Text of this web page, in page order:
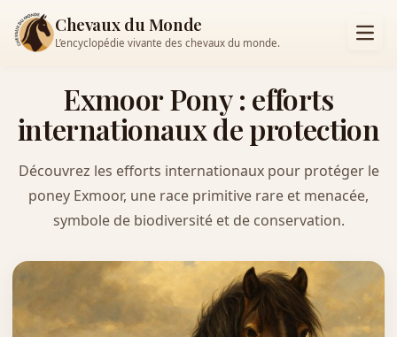
Chevaux du Monde
L’encyclopédie vivante des chevaux du monde.
Exmoor Pony : efforts
internationaux de protection
Découvrez les efforts internationaux pour protéger le
poney Exmoor, une race primitive rare et menacée,
symbole de biodiversité et de conservation.